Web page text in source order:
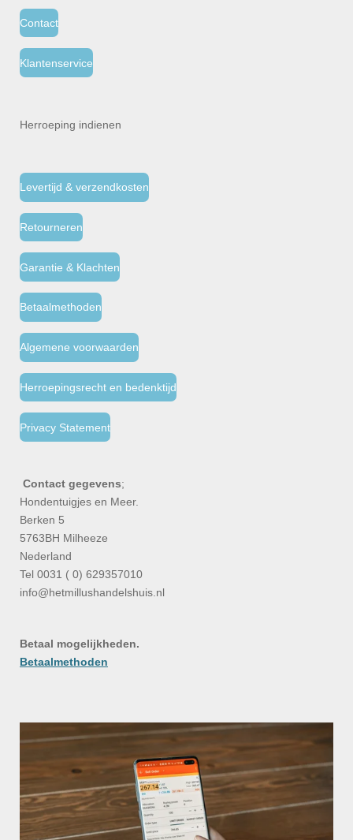
Contact
Klantenservice
Herroeping indienen
Levertijd & verzendkosten
Retourneren
Garantie & Klachten
Betaalmethoden
Algemene voorwaarden
Herroepingsrecht en bedenktijd
Privacy Statement
Contact gegevens;
Hondentuigjes en Meer.
Berken 5
5763BH Milheeze
Nederland
Tel 0031 ( 0) 629357010
info@hetmillushandelshuis.nl
Betaal mogelijkheden.
Betaalmethoden